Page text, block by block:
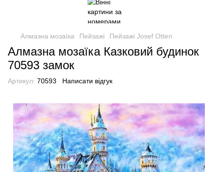
Алмазна мозаїка Пейзажі Пейзажі Josef Otten
Алмазна мозаїка Казковий будинок
70593 замок
Артикул: 70593 Написати відгук